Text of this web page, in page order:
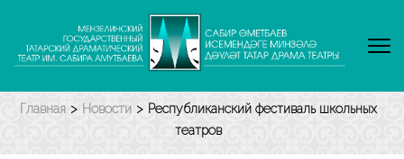
содержимому
Enter)
Главная > Новости > Республиканский фестиваль школьных
театров